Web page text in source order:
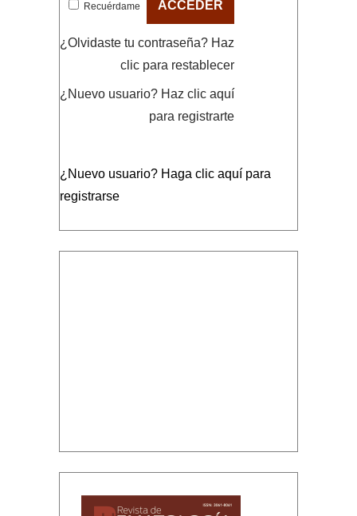
Recuérdame
¿Olvidaste tu contraseña? Haz
clic para restablecer
¿Nuevo usuario? Haz clic aquí
para registrarte
¿Nuevo usuario? Haga clic aquí para
registrarse